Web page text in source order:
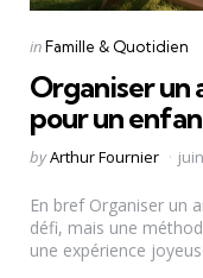
Categories
Posted
inFamille & Quotidien
Organiser un
pour un
Posted
byArthur Fournier
En bref Organiser un
défi, mais une
une expérience